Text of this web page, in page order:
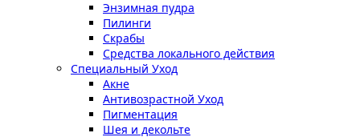
Энзимная пудра
Пилинги
Скрабы
Средства локального действия
Специальный Уход
Акне
Антивозрастной Уход
Пигментация
Шея и декольте